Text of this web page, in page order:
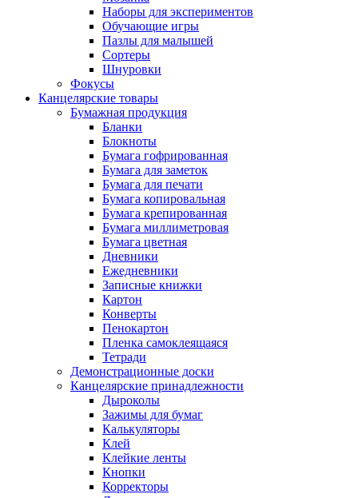
Наборы для экспериментов
Обучающие игры
Пазлы для малышей
Сортеры
Шнуровки
Фокусы
Канцелярские товары
Бумажная продукция
Бланки
Блокноты
Бумага гофрированная
Бумага для заметок
Бумага для печати
Бумага копировальная
Бумага крепированная
Бумага миллиметровая
Бумага цветная
Дневники
Ежедневники
Записные книжки
Картон
Конверты
Пенокартон
Пленка самоклеящаяся
Тетради
Демонстрационные доски
Канцелярские принадлежности
Дыроколы
Зажимы для бумаг
Калькуляторы
Клей
Клейкие ленты
Кнопки
Корректоры